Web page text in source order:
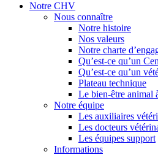
Notre CHV
Nous connaître
Notre histoire
Nos valeurs
Notre charte
Qu’est-ce qu’un
Qu’est-ce qu’un
Plateau technique
Le bien-être animal
Notre équipe
Les auxiliaires
Les docteurs
Les équipes support
Informations